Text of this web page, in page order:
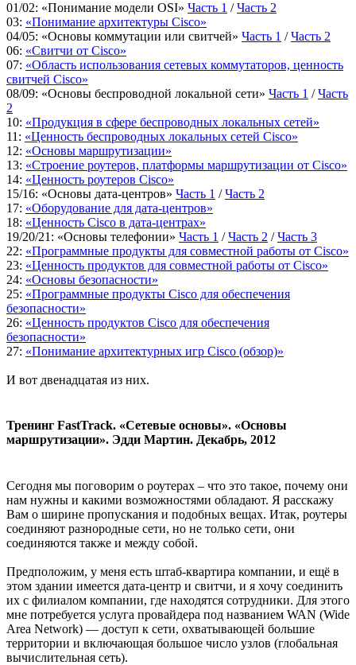
01/02: «Понимание модели OSI» Часть 1 /Часть 2
03: «Понимание архитектуры Cisco»
04/05: «Основы коммутации или свитчей» Часть 1 /Часть 2
06: «Свитчи от Cisco»
07: «Область использования сетевых коммутаторов, ценность
свитчей Cisco»
08/09: «Основы беспроводной локальной сети» Часть 1 /Часть
2
10: «Продукция в сфере беспроводных локальных сетей»
11: «Ценность беспроводных локальных сетей Cisco»
12: «Основы маршрутизации»
13: «Строение роутеров, платформы маршрутизации от Cisco»
14: «Ценность роутеров Cisco»
15/16: «Основы дата-центров» Часть 1 /Часть 2
17: «Оборудование для дата-центров»
18: «Ценность Cisco в дата-центрах»
19/20/21: «Основы телефонии» Часть 1 /Часть 2 /Часть 3
22: «Программные продукты для совместной работы от Cisco»
23: «Ценность продуктов для совместной работы от Cisco»
24: «Основы безопасности»
25: «Программные продукты Cisco для обеспечения
безопасности»
26: «Ценность продуктов Cisco для обеспечения
безопасности»
27: «Понимание архитектурных игр Cisco (обзор)»
И вот двенадцатая из них.
Тренинг FastTrack. «Сетевые основы». «Основы
маршрутизации». Эдди Мартин. Декабрь, 2012
Сегодня мы поговорим о роутерах – что это такое, почему они
нам нужны и какими возможностями обладают. Я расскажу
Вам о ширине пропускания и подобных вещах. Итак, роутеры
соединяют разнородные сети, но не только сети, они
соединяются также и между собой.
Предположим, у меня есть штаб-квартира компании, и ещё в
этом здании имеется дата-центр и свитчи, и я хочу соединить
их с филиалом компании, где находятся сотрудники. Для этого
мне потребуется услуга провайдера под названием WAN (Wide
Area Network) — доступ к сети, охватывающей большие
территории и включающая большое число узлов (глобальная
вычислительная сеть).